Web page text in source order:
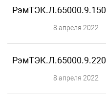
8 апреля 2022
8 апреля 2022